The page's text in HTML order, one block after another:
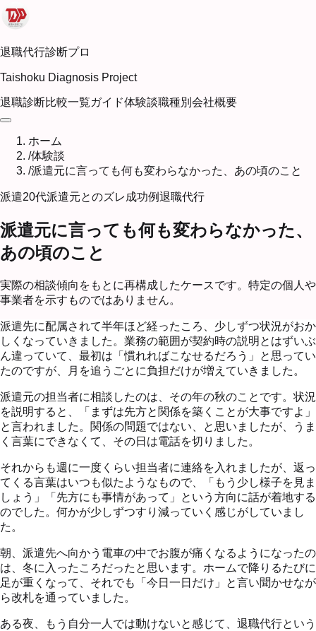
退職代行診断プロ
Taishoku Diagnosis Project
退職診断比較一覧ガイド体験談職種別 会社概要
ホーム
/体験談
/派遣元に言っても何も変わらなかった、あの頃のこと
派遣20代派遣元とのズレ 成功例退職代行
派遣元に言っても何も変わらなかった、
あの頃のこと
実際の相談傾向をもとに再構成したケースです。特定の個人や
事業者を示すものではありません。
派遣先に配属されて半年ほど経ったころ、少しずつ状況がおか
しくなっていきました。業務の範囲が契約時の説明とはずいぶ
ん違っていて、最初は「慣れればこなせるだろう」と思ってい
たのですが、月を追うごとに負担だけが増えていきました。
派遣元の担当者に相談したのは、その年の秋のことです。状況
を説明すると、「まずは先方と関係を築くことが大事ですよ」
と言われました。関係の問題ではない、と思いましたが、うま
く言葉にできなくて、その日は電話を切りました。
それからも週に一度くらい担当者に連絡を入れましたが、返っ
てくる言葉はいつも似たようなもので、「もう少し様子を見ま
しょう」「先方にも事情があって」という方向に話が着地する
のでした。何かが少しずつすり減っていく感じがしていまし
た。
朝、派遣先へ向かう電車の中でお腹が痛くなるようになったの
は、冬に入ったころだったと思います。ホームで降りるたびに
足が重くなって、それでも「今日一日だけ」と言い聞かせなが
ら改札を通っていました。
ある夜、もう自分一人では動けないと感じて、退職代行という